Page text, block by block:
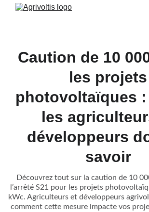
Caution de 10
les projets
photovoltaïques :
les
développeurs
savoir
Découvrez tout sur la caution de 10
l’arrêté S21 pour les projets
kWc. Agriculteurs et développeurs
comment cette mesure impacte vos